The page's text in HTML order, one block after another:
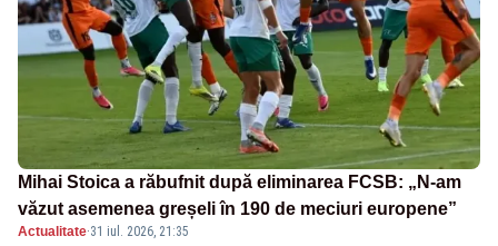
Mihai Stoica a răbufnit după eliminarea FCSB: „N-am
văzut asemenea greșeli în 190 de meciuri europene”
Actualitate·31 iul. 2026, 21:35